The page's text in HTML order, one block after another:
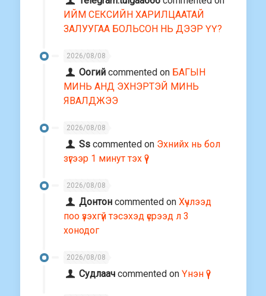
ИЙМ СЕКСИЙН ХАРИЛЦААТАЙ
ЗАЛУУГАА БОЛЬСОН НЬ ДЭЭР ҮҮ?
2026/08/08
Оогий commented on БАГЫН
МИНЬ АНД ЭХНЭРТЭЙ МИНЬ
ЯВАЛДЖЭЭ
2026/08/08
Ss commented on Эхнийх нь бол
зүгээр 1 минут тэх үү?
2026/08/08
Донтон commented onХүчлээд
поо үзэхгүй тэсэхэд үсрээд л 3
хонодог
2026/08/08
Судлаач commented onҮнэн үү?